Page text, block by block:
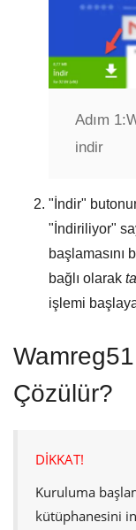
Adım 1:
indir
" İndir"
" İndiriliyor"
başlamasını
bağlı olarak
işlemi
Çözülür?
DİKKAT!
Kuruluma
kütüphanesini